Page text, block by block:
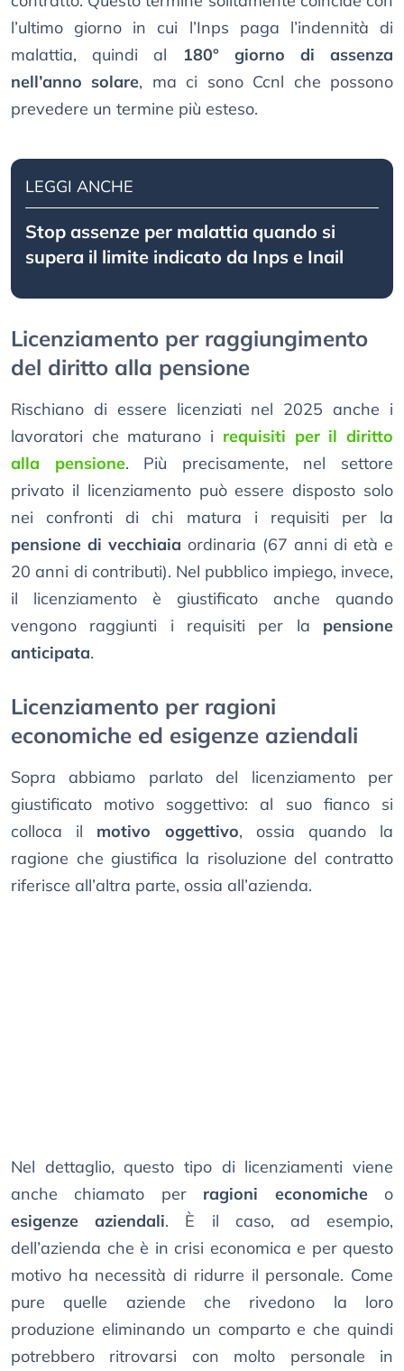
l’ultimo giorno in cui l’Inps paga l’indennità di
malattia, quindi al
180° giorno di assenza
nell’anno solare, ma ci sono Ccnl che possono
prevedere un termine più esteso.
LEGGI ANCHE
Stop assenze per malattia quando si
supera il limite indicato da Inps e Inail
Licenziamento per raggiungimento
del diritto alla pensione
Rischiano di essere licenziati nel 2025 anche i
lavoratori che maturano i requisiti per il diritto
alla pensione. Più precisamente, nel settore
privato il licenziamento può essere disposto solo
nei confronti di chi matura i requisiti per la
pensione di vecchiaia ordinaria (67 anni di età e
20 anni di contributi). Nel pubblico impiego, invece,
il licenziamento è giustificato anche quando
vengono raggiunti i requisiti per la pensione
anticipata.
Licenziamento per ragioni
economiche ed esigenze aziendali
Sopra abbiamo parlato del licenziamento per
giustificato motivo soggettivo: al suo fianco si
colloca il motivo oggettivo, ossia quando la
ragione che giustifica la risoluzione del contratto
riferisce all’altra parte, ossia all’azienda.
Nel dettaglio, questo tipo di licenziamenti viene
anche chiamato per ragioni economicheo
esigenze aziendali. È il caso, ad esempio,
dell’azienda che è in crisi economica e per questo
motivo ha necessità di ridurre il personale. Come
pure quelle aziende che rivedono la loro
produzione eliminando un comparto e che quindi
potrebbero ritrovarsi con molto personale in